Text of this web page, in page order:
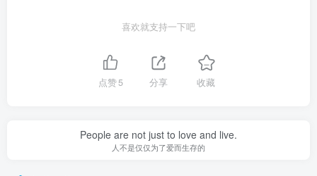
喜欢就支持一下吧
点赞5 分享 收藏
People are not just to love and live.
人不是仅仅为了爱而生存的